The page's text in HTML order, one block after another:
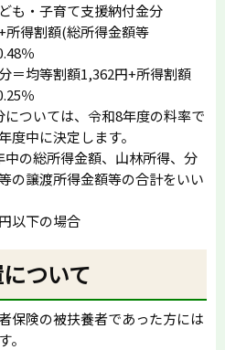
も・子育て支援納付金分
所得割額(総所得金額等
％
＝均等割額1,362円+所得割額
％
ついては、令和8年度の料率で
度中に決定します。
の総所得金額、山林所得、分
の譲渡所得金額等の合計をいい
以下の場合
ついて
保険の被扶養者であった方には
。